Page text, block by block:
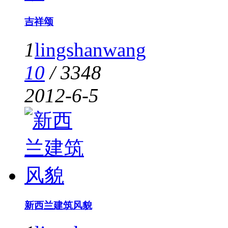
吉祥颂
1lingshanwang
10 /3348
2012-6-5
新西兰建筑风貌